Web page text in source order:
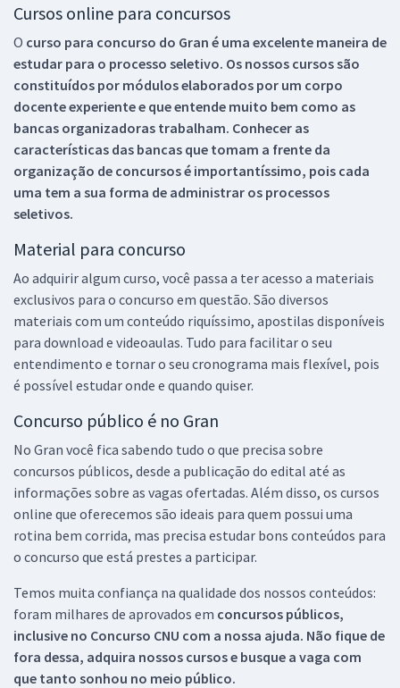
Cursos online para concursos
O curso para concurso do Gran é uma excelente maneira de
estudar para o processo seletivo. Os nossos cursos são
constituídos por módulos elaborados por um corpo
docente experiente e que entende muito bem como as
bancas organizadoras trabalham. Conhecer as
características das bancas que tomam a frente da
organização de concursos é importantíssimo, pois cada
uma tem a sua forma de administrar os processos
seletivos.
Material para concurso
Ao adquirir algum curso, você passa a ter acesso a materiais
exclusivos para o concurso em questão. São diversos
materiais com um conteúdo riquíssimo, apostilas disponíveis
para download e videoaulas. Tudo para facilitar o seu
entendimento e tornar o seu cronograma mais flexível, pois
é possível estudar onde e quando quiser.
Concurso público é no Gran
No Gran você fica sabendo tudo o que precisa sobre
concursos públicos, desde a publicação do edital até as
informações sobre as vagas ofertadas. Além disso, os cursos
online que oferecemos são ideais para quem possui uma
rotina bem corrida, mas precisa estudar bons conteúdos para
o concurso que está prestes a participar.
Temos muita confiança na qualidade dos nossos conteúdos:
foram milhares de aprovados em concursos públicos,
inclusive no Concurso CNU com a nossa ajuda. Não fique de
fora dessa, adquira nossos cursos e busque a vaga com
que tanto sonhou no meio público.